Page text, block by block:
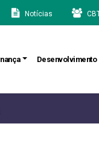
Notícias
Desenvolvimento